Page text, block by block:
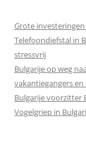
Grote
Telefoondiefstal in
stressvrij
Bulgarije op weg
vakantiegangers
Bulgarije voorzitter
Vogelgriep in